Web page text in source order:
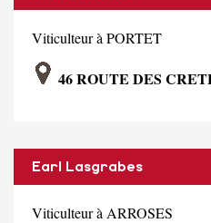
Viticulteur à PORTET
46 ROUTE DES
Earl Lasgrabes
Viticulteur à ARROSES